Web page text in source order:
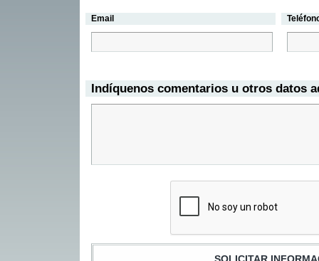
Email
Indíquenos comentarios u otros datos